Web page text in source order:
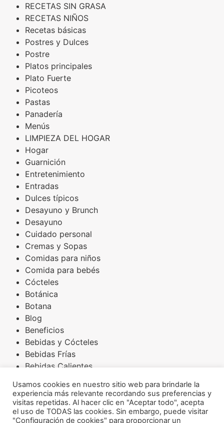
RECETAS SIN GRASA
RECETAS NIÑOS
Recetas básicas
Postres y Dulces
Postre
Platos principales
Plato Fuerte
Picoteos
Pastas
Panadería
Menús
LIMPIEZA DEL HOGAR
Hogar
Guarnición
Entretenimiento
Entradas
Dulces típicos
Desayuno y Brunch
Desayuno
Cuidado personal
Cremas y Sopas
Comidas para niños
Comida para bebés
Cócteles
Botánica
Botana
Blog
Beneficios
Bebidas y Cócteles
Bebidas Frías
Bebidas Calientes
Arroces
Amaranto
Aderezos
Usamos cookies en nuestro sitio web para brindarle la
experiencia más relevante recordando sus preferencias y
visitas repetidas. Al hacer clic en "Aceptar todo", acepta
el uso de TODAS las cookies. Sin embargo, puede visitar
"Configuración de cookies" para proporcionar un